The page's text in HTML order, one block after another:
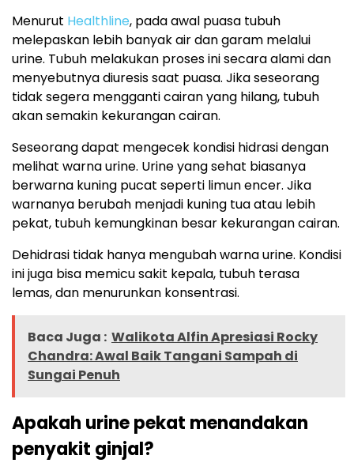
Menurut Healthline, pada awal puasa tubuh
melepaskan lebih banyak air dan garam melalui
urine. Tubuh melakukan proses ini secara alami dan
menyebutnya diuresis saat puasa. Jika seseorang
tidak segera mengganti cairan yang hilang, tubuh
akan semakin kekurangan cairan.
Seseorang dapat mengecek kondisi hidrasi dengan
melihat warna urine. Urine yang sehat biasanya
berwarna kuning pucat seperti limun encer. Jika
warnanya berubah menjadi kuning tua atau lebih
pekat, tubuh kemungkinan besar kekurangan cairan.
Dehidrasi tidak hanya mengubah warna urine. Kondisi
ini juga bisa memicu sakit kepala, tubuh terasa
lemas, dan menurunkan konsentrasi.
Baca Juga : Walikota Alfin Apresiasi Rocky
Chandra: Awal Baik Tangani Sampah di
Sungai Penuh
Apakah urine pekat menandakan
penyakit ginjal?